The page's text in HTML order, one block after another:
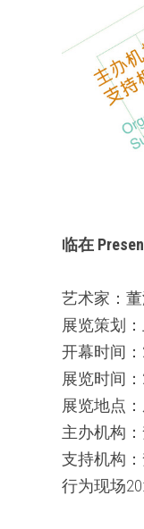
临在
艺术家：
展览策划
开幕时间：
展览时间：
展览地点
主办机构
支持机构
行为现场